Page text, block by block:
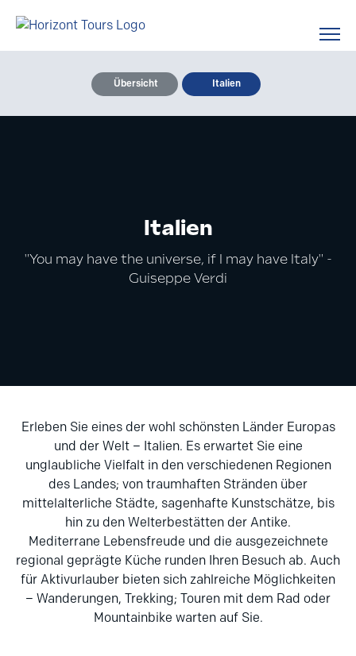
Übersicht Italien
Italien
"You may have the universe, if I may have Italy" -
Guiseppe Verdi
Erleben Sie eines der wohl schönsten Länder Europas
und der Welt – Italien. Es erwartet Sie eine
unglaubliche Vielfalt in den verschiedenen Regionen
des Landes; von traumhaften Stränden über
mittelalterliche Städte, sagenhafte Kunstschätze, bis
hin zu den Welterbestätten der Antike.
Mediterrane Lebensfreude und die ausgezeichnete
regional geprägte Küche runden Ihren Besuch ab. Auch
für Aktivurlauber bieten sich zahlreiche Möglichkeiten
– Wanderungen, Trekking; Touren mit dem Rad oder
Mountainbike warten auf Sie.